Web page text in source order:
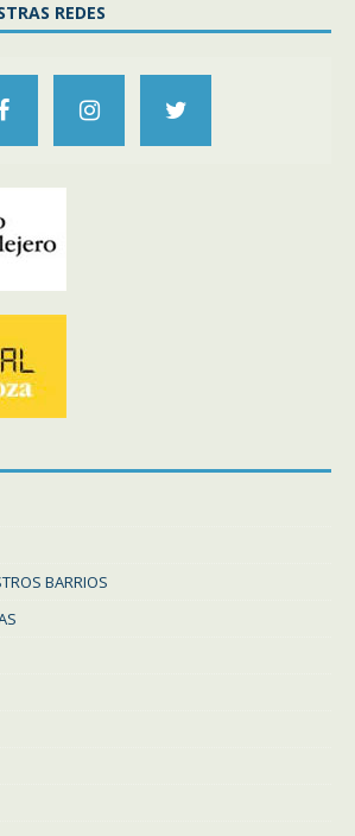
REDES
BARRIOS